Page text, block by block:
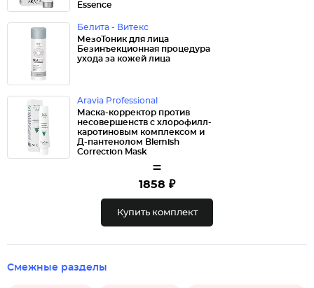
Essence
Белита - Витекс
МезоТоник для лица
Безинъекционная процедура
ухода за кожей лица
Aravia Professional
Маска-корректор против
несовершенств с хлорофилл-
каротиновым комплексом и
Д-пантенолом Blemish
Correction Mask
=
1858 ₽
Купить комплект
Смежные разделы